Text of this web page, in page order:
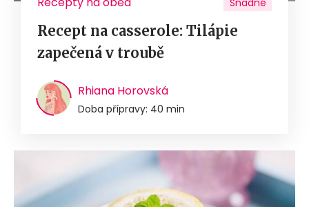
Snadné
Recept na casserole: Tilápie
zapečená v troubě
Rhiana Horovská
Doba přípravy: 40 min